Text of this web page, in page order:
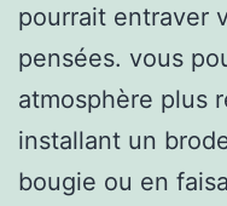
pourrait entraver
pensées. vous
atmosphère plus
installant un
bougie ou en